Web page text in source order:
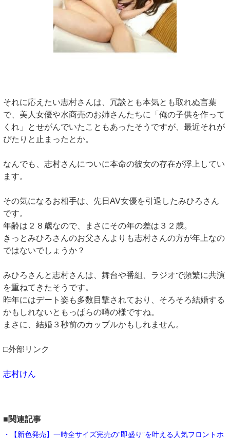
それに応えたい志村さんは、冗談とも本気とも取れぬ言葉
で、美人女優や水商売のお姉さんたちに「俺の子供を作って
くれ」とせがんでいたこともあったそうですが、最近それが
ぴたりと止まったとか。
なんでも、志村さんについに本命の彼女の存在が浮上してい
ます。
その気になるお相手は、先日AV女優を引退したみひろさん
です。
年齢は２８歳なので、まさにその年の差は３２歳。
きっとみひろさんのお父さんよりも志村さんの方が年上なの
ではないでしょうか？
みひろさんと志村さんは、舞台や番組、ラジオで頻繁に共演
を重ねてきたそうです。
昨年にはデート姿も多数目撃されており、そろそろ結婚する
かもしれないともっぱらの噂の様ですね。
まさに、結婚３秒前のカップルかもしれません。
□外部リンク
志村けん
■関連記事
・【新色発売】一時全サイズ完売の“即盛り”を叶える人気フロントホ